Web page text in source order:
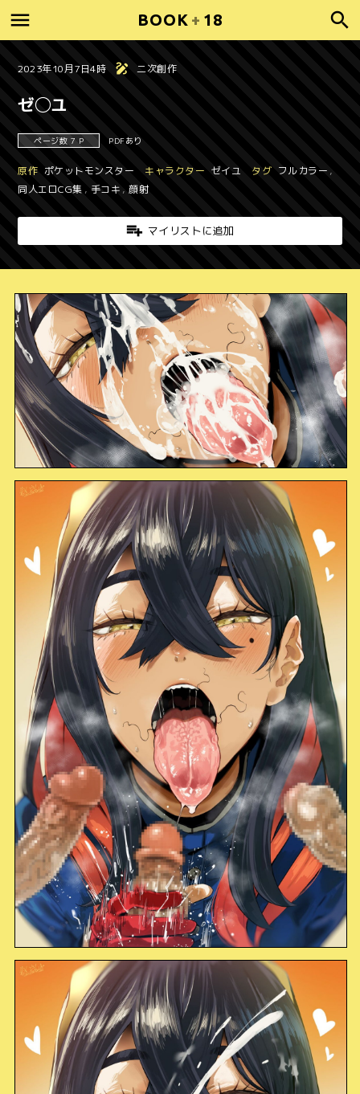
BOOK + 18
2023年10月7日4時 二次創作
ゼ◯ユ
ページ数 7 P PDFあり
原作 ポケットモンスター キャラクター ゼイユ タグ フルカラー ,
同人エロCG集 , 手コキ ,顔射
マイリストに追加